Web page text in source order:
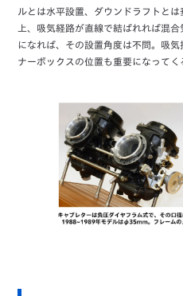
ルとは水平設置、ダウンドラフトと
上、吸気経路が直線で結ばれれば混
になれば、その設置角度は不問。吸
ナーボックスの位置も重要になってく